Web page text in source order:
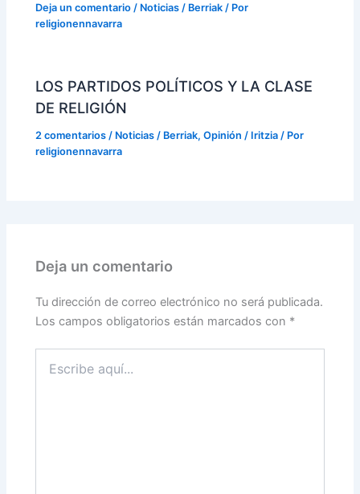
Deja un comentario / Noticias / Berriak / Por
religionennavarra
LOS PARTIDOS POLÍTICOS Y LA CLASE
DE RELIGIÓN
2 comentarios / Noticias / Berriak,Opinión / Iritzia / Por
religionennavarra
Deja un comentario
Tu dirección de correo electrónico no será publicada.
Los campos obligatorios están marcados con *
aquí...